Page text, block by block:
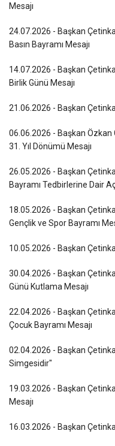
Mesajı
24.07.2026 - Başkan
Basın Bayramı Mesajı
14.07.2026 - Başkan
Birlik Günü Mesajı
21.06.2026 - Başkan
06.06.2026 - Başkan Özkan
31. Yıl Dönümü Mesajı
26.05.2026 - Başkan
Bayramı Tedbirlerine Dair
18.05.2026 - Başkan
Gençlik ve Spor Bayramı
10.05.2026 - Başkan
30.04.2026 - Başkan
Günü Kutlama Mesajı
22.04.2026 - Başkan
Çocuk Bayramı Mesajı
02.04.2026 - Başkan
Simgesidir"
19.03.2026 - Başkan
Mesajı
16.03.2026 - Başkan